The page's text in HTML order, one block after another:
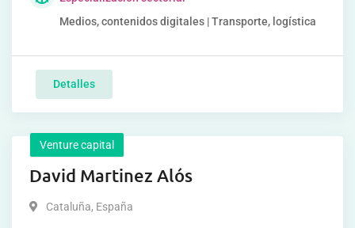
Medios, contenidos digitales | Transporte, logística
Detalles
Venture capital
David Martinez Alós
Cataluña, España